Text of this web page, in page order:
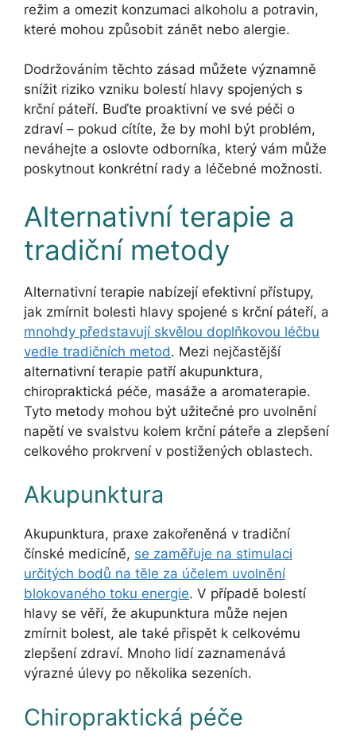
režim a omezit konzumaci alkoholu a potravin,
které mohou způsobit zánět nebo alergie.
Dodržováním těchto zásad můžete významně
snížit riziko vzniku bolestí hlavy spojených s
krční páteří. Buďte proaktivní ve své péči o
zdraví – pokud cítíte, že by mohl být problém,
neváhejte a oslovte odborníka, který vám může
poskytnout konkrétní rady a léčebné možnosti.
Alternativní terapie a
tradiční metody
Alternativní terapie nabízejí efektivní přístupy,
jak zmírnit bolesti hlavy spojené s krční páteří, a
mnohdy představují skvělou doplňkovou léčbu
vedle tradičních metod. Mezi nejčastější
alternativní terapie patří akupunktura,
chiropraktická péče, masáže a aromaterapie.
Tyto metody mohou být užitečné pro uvolnění
napětí ve svalstvu kolem krční páteře a zlepšení
celkového prokrvení v postižených oblastech.
Akupunktura
Akupunktura, praxe zakořeněná v tradiční
čínské medicíně, se zaměřuje na stimulaci
určitých bodů na těle za účelem uvolnění
blokovaného toku energie. V případě bolestí
hlavy se věří, že akupunktura může nejen
zmírnit bolest, ale také přispět k celkovému
zlepšení zdraví. Mnoho lidí zaznamenává
výrazné úlevy po několika sezeních.
Chiropraktická péče